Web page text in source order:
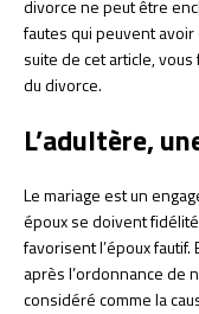
divorce ne peut être
fautes qui peuvent
suite de cet article,
du divorce.
L’adultère,
Le mariage est un
époux se doivent
favorisent l’époux
après l’ordonnance de
considéré comme la